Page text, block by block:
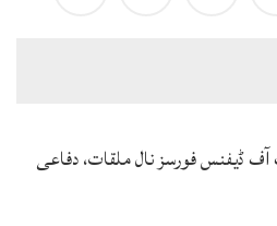
ڈیفنس فورسز نال ملقات، دفاعی